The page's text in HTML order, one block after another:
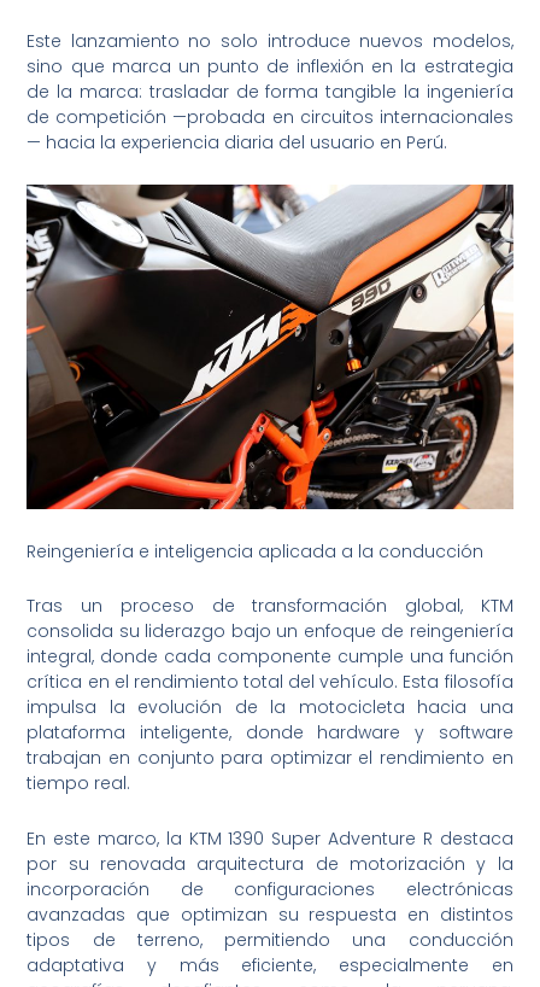
Este lanzamiento no solo introduce nuevos modelos,
sino que marca un punto de inflexión en la estrategia
de la marca: trasladar de forma tangible la ingeniería
de competición —probada en circuitos internacionales
— hacia la experiencia diaria del usuario en Perú.
Reingeniería e inteligencia aplicada a la conducción
Tras un proceso de transformación global, KTM
consolida su liderazgo bajo un enfoque de reingeniería
integral, donde cada componente cumple una función
crítica en el rendimiento total del vehículo. Esta filosofía
impulsa la evolución de la motocicleta hacia una
plataforma inteligente, donde hardware y software
trabajan en conjunto para optimizar el rendimiento en
tiempo real.
En este marco, la KTM 1390 Super Adventure R destaca
por su renovada arquitectura de motorización y la
incorporación de configuraciones electrónicas
avanzadas que optimizan su respuesta en distintos
tipos de terreno, permitiendo una conducción
adaptativa y más eficiente, especialmente en